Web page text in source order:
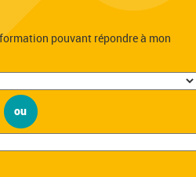
pouvant répondre à mon
ou